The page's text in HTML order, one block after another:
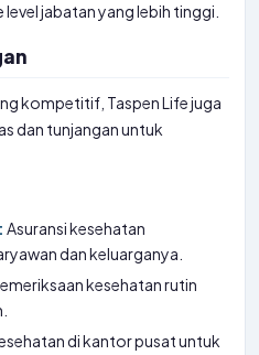
jabatan yang lebih tinggi.
kompetitif, Taspen Life juga
dan tunjangan untuk
Asuransi kesehatan
dan keluarganya.
kesehatan rutin
di kantor pusat untuk